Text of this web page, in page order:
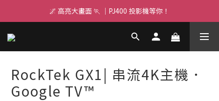
🌌 高亮大畫面 🏃 ｜PJ400 投影機等你！
🌌 高亮大畫面 🏃 ｜PJ400 投影機等你！
Realtek 晶片AI 運算 👩🏻‍💻 GX1啟動高效能
🌌 高亮大畫面 🏃 ｜PJ400 投影機等你！
RockTek GX1| 串流4K主機．
Google TV™